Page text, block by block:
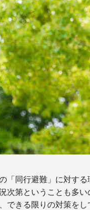
「同行避難」に対す
次第ということも多
できる限りの対策をし